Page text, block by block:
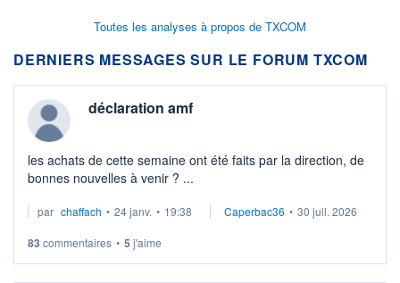
Toutes les analyses à propos de TXCOM
DERNIERS MESSAGES SUR LE FORUM TXCOM
déclaration amf
les achats de cette semaine ont été faits par la direction, de
bonnes nouvelles à venir ? ...
par chaffach • 24 janv. • 19:38 Caperbac36 • 30 juil. 2026
83 commentaires • 5 j'aime